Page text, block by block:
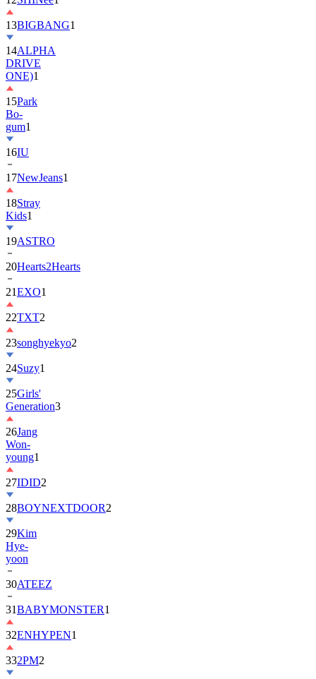
13BIGBANG1
14ALPHA
DRIVE
ONE)1
15Park
Bo-
gum1
16IU
17NewJeans1
18Stray
Kids1
19ASTRO
20Hearts2Hearts
21EXO1
22TXT2
23songhyekyo2
24Suzy1
25Girls'
Generation3
26Jang
Won-
young1
27IDID2
28BOYNEXTDOOR2
29Kim
Hye-
yoon
30ATEEZ
31BABYMONSTER1
32ENHYPEN1
332PM2